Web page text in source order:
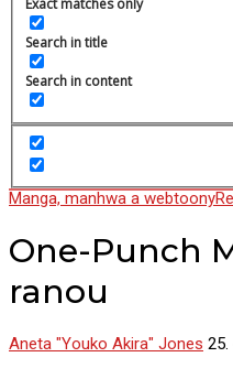
Exact matches only
Search in title
Search in content
Manga, manhwa a webtoony
One-Punch
ranou
Aneta "Youko Akira" Jones 25.